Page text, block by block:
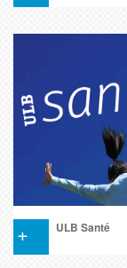
+ ULB Santé